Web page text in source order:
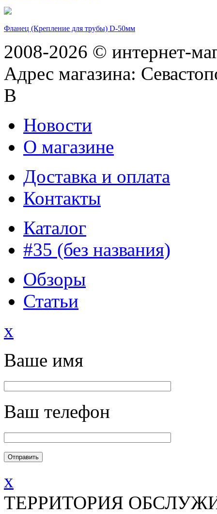
Фланец (Крепление для трубы) D-50мм
2008-2026 © интернет-
Адрес магазина:
В
Новости
О магазине
Доставка и оплата
Контакты
Каталог
#35 (без названия)
Обзоры
Статьи
x
Ваше имя
Ваш телефон
x
ТЕРРИТОРИЯ